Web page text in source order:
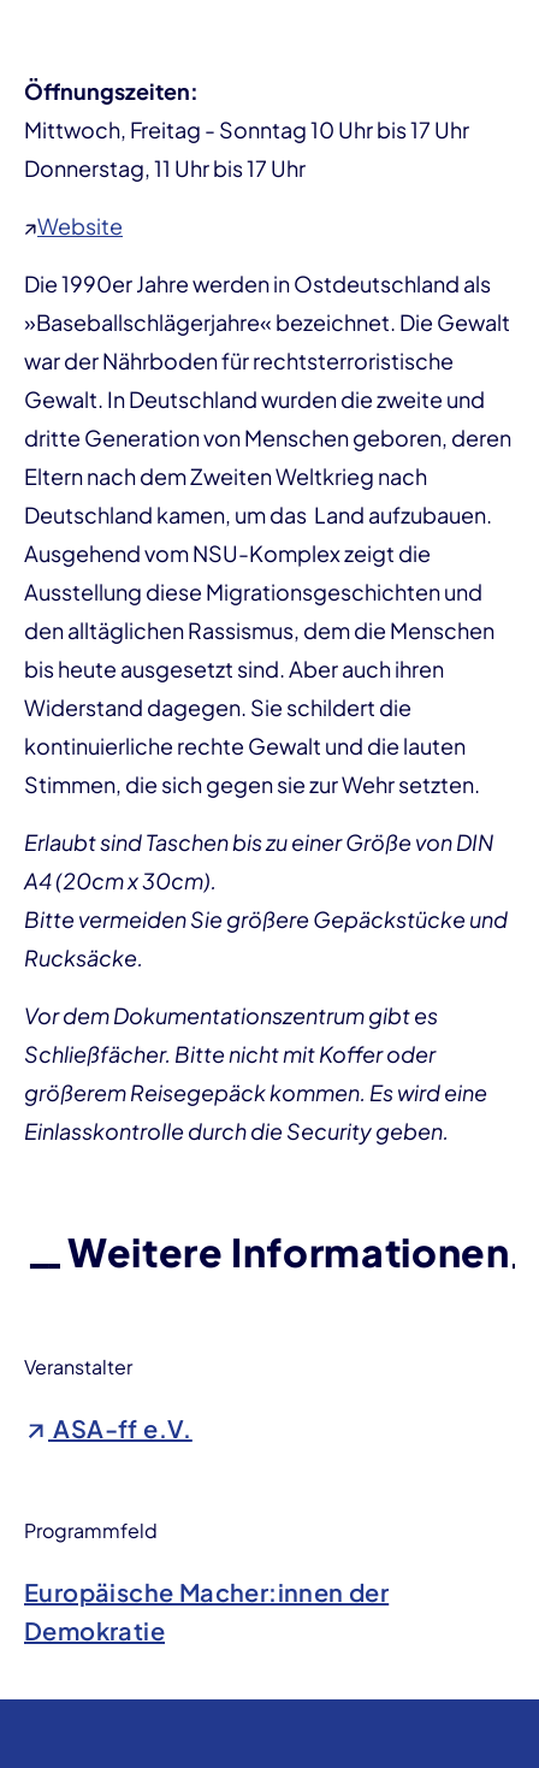
Öffnungszeiten:
Mittwoch, Freitag - Sonntag 10 Uhr bis 17 Uhr
Donnerstag, 11 Uhr bis 17 Uhr
↗Website
Die 1990er Jahre werden in Ostdeutschland als
»Baseballschlägerjahre« bezeichnet. Die Gewalt
war der Nährboden für rechtsterroristische
Gewalt. In Deutschland wurden die zweite und
dritte Generation von Menschen geboren, deren
Eltern nach dem Zweiten Weltkrieg nach
Deutschland kamen, um das Land aufzubauen.
Ausgehend vom NSU-Komplex zeigt die
Ausstellung diese Migrationsgeschichten und
den alltäglichen Rassismus, dem die Menschen
bis heute ausgesetzt sind. Aber auch ihren
Widerstand dagegen. Sie schildert die
kontinuierliche rechte Gewalt und die lauten
Stimmen, die sich gegen sie zur Wehr setzten.
Erlaubt sind Taschen bis zu einer Größe von DIN
A4 (20cm x 30cm).
Bitte vermeiden Sie größere Gepäckstücke und
Rucksäcke.
Vor dem Dokumentationszentrum gibt es
Schließfächer. Bitte nicht mit Koffer oder
größerem Reisegepäck kommen. Es wird eine
Einlasskontrolle durch die Security geben.
Weitere Informationen
Veranstalter
ASA-ff e.V.
Programmfeld
Europäische Macher:innen der
Demokratie